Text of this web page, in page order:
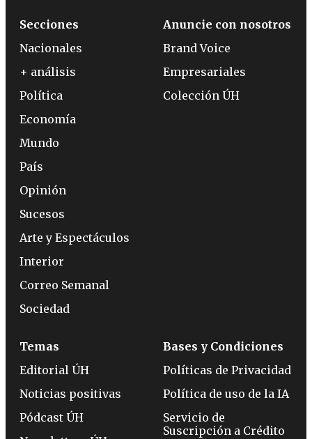
Secciones
Nacionales
+ análisis
Política
Economía
Mundo
País
Opinión
Sucesos
Arte y Espectáculos
Interior
Correo Semanal
Sociedad
Anuncie con nosotros
Brand Voice
Empresariales
Colección ÚH
Temas
Editorial ÚH
Noticias positivas
Pódcast ÚH
Bases y Condiciones
Políticas de Privacidad
Política de uso de la IA
Servicio de
Suscripción a Crédito